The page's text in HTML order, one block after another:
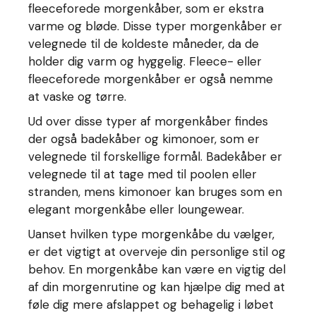
fleeceforede morgenkåber, som er ekstra
varme og bløde. Disse typer morgenkåber er
velegnede til de koldeste måneder, da de
holder dig varm og hyggelig. Fleece- eller
fleeceforede morgenkåber er også nemme
at vaske og tørre.
Ud over disse typer af morgenkåber findes
der også badekåber og kimonoer, som er
velegnede til forskellige formål. Badekåber er
velegnede til at tage med til poolen eller
stranden, mens kimonoer kan bruges som en
elegant morgenkåbe eller loungewear.
Uanset hvilken type morgenkåbe du vælger,
er det vigtigt at overveje din personlige stil og
behov. En morgenkåbe kan være en vigtig del
af din morgenrutine og kan hjælpe dig med at
føle dig mere afslappet og behagelig i løbet